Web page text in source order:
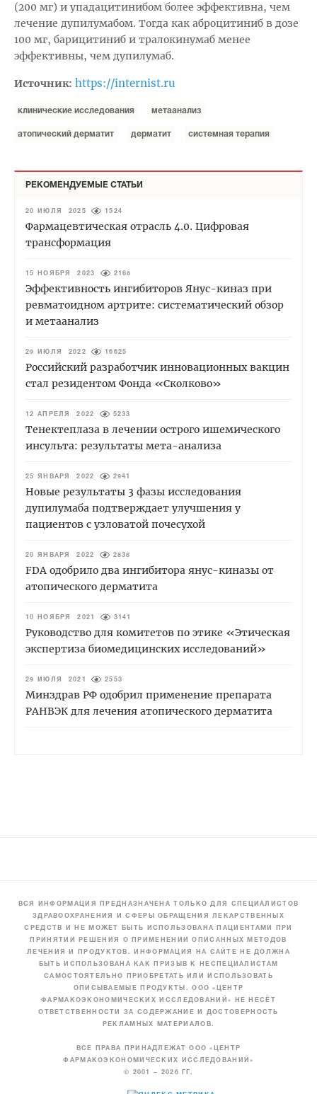
(200 мг) и упадацитинибом более эффективна, чем
лечение дупилумабом. Тогда как аброцитиниб в дозе
100 мг, барицитиниб и тралокинумаб менее
эффективны, чем дупилумаб.
Источник: https://internist.ru
клинические исследования метаанализ
атопический дерматит дерматит системная терапия
РЕКОМЕНДУЕМЫЕ СТАТЬИ
20 ИЮЛЯ 2025 1524
Фармацевтическая отрасль 4.0. Цифровая
трансформация
15 НОЯБРЯ 2023 2168
Эффективность ингибиторов Янус-киназ при
ревматоидном артрите: систематический обзор
и метаанализ
29 ИЮЛЯ 2022 16625
Российский разработчик инновационных вакцин
стал резидентом Фонда «Сколково»
12 АПРЕЛЯ 2022 5233
Тенектеплаза в лечении острого ишемического
инсульта: результаты мета-анализа
25 ЯНВАРЯ 2022 2941
Новые результаты 3 фазы исследования
дупилумаба подтверждает улучшения у
пациентов с узловатой почесухой
20 ЯНВАРЯ 2022 2838
FDA одобрило два ингибитора янус-киназы от
атопического дерматита
10 НОЯБРЯ 2021 3141
Руководство для комитетов по этике «Этическая
экспертиза биомедицинских исследований»
29 ИЮЛЯ 2021 2553
Минздрав РФ одобрил применение препарата
РАНВЭК для лечения атопического дерматита
ВСЯ ИНФОРМАЦИЯ ПРЕДНАЗНАЧЕНА ТОЛЬКО ДЛЯ СПЕЦИАЛИСТОВ
ЗДРАВООХРАНЕНИЯ И СФЕРЫ ОБРАЩЕНИЯ ЛЕКАРСТВЕННЫХ
СРЕДСТВ И НЕ МОЖЕТ БЫТЬ ИСПОЛЬЗОВАНА ПАЦИЕНТАМИ ПРИ
ПРИНЯТИИ РЕШЕНИЯ О ПРИМЕНЕНИИ ОПИСАННЫХ МЕТОДОВ
ЛЕЧЕНИЯ И ПРОДУКТОВ. ИНФОРМАЦИЯ НА САЙТЕ НЕ ДОЛЖНА
БЫТЬ ИСПОЛЬЗОВАНА КАК ПРИЗЫВ К НЕСПЕЦИАЛИСТАМ
САМОСТОЯТЕЛЬНО ПРИОБРЕТАТЬ ИЛИ ИСПОЛЬЗОВАТЬ
ОПИСЫВАЕМЫЕ ПРОДУКТЫ. ООО «ЦЕНТР
ФАРМАКОЭКОНОМИЧЕСКИХ ИССЛЕДОВАНИЙ» НЕ НЕСЁТ
ОТВЕТСТВЕННОСТИ ЗА СОДЕРЖАНИЕ И ДОСТОВЕРНОСТЬ
РЕКЛАМНЫХ МАТЕРИАЛОВ.
ВСЕ ПРАВА ПРИНАДЛЕЖАТ ООО «ЦЕНТР
ФАРМАКОЭКОНОМИЧЕСКИХ ИССЛЕДОВАНИЙ»
© 2001 – 2026 ГГ.